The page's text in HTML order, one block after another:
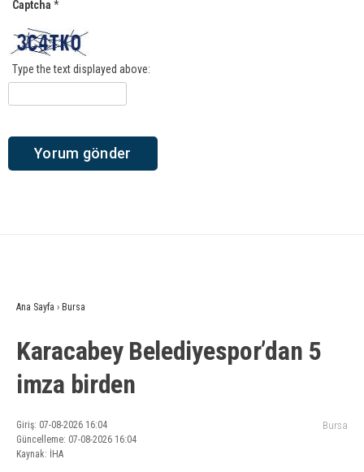
Captcha *
Type the text displayed above:
Ana Sayfa › Bursa
Karacabey Belediyespor’dan 5
imza birden
Giriş: 07-08-2026 16:04
Güncelleme: 07-08-2026 16:04
Kaynak: İHA
Bursa